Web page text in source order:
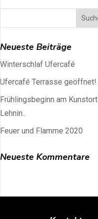
Neueste Beiträge
Winterschlaf Ufercafé
Ufercafé Terrasse geöffnet!
Frühlingsbeginn am Kunstort
Lehnin..
Feuer und Flamme 2020
Neueste Kommentare